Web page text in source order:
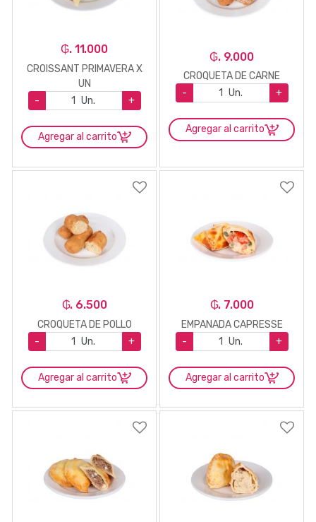
₲. 11.000
CROISSANT PRIMAVERA X
UN
-
Un. +
Agregar al carrito
₲. 9.000
CROQUETA DE CARNE
-
Un. +
Agregar al carrito
₲. 6.500
CROQUETA DE POLLO
-
Un. +
Agregar al carrito
₲. 7.000
EMPANADA CAPRESSE
-
Un. +
Agregar al carrito